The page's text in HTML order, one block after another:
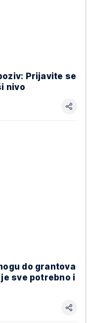
Prijavite se
nivo
do grantova
sve potrebno i